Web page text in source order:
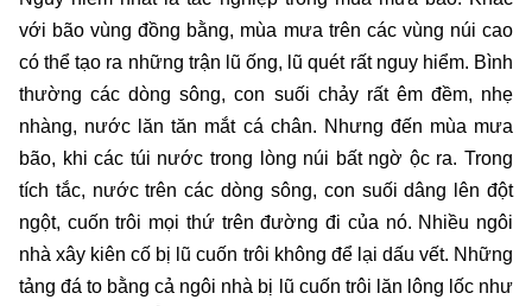
với bão vùng đồng bằng, mùa mưa trên các vùng núi cao
có thể tạo ra những trận lũ ống, lũ quét rất nguy hiểm. Bình
thường các dòng sông, con suối chảy rất êm đềm, nhẹ
nhàng, nước lăn tăn mắt cá chân. Nhưng đến mùa mưa
bão, khi các túi nước trong lòng núi bất ngờ ộc ra. Trong
tích tắc, nước trên các dòng sông, con suối dâng lên đột
ngột, cuốn trôi mọi thứ trên đường đi của nó. Nhiều ngôi
nhà xây kiên cố bị lũ cuốn trôi không để lại dấu vết. Những
tảng đá to bằng cả ngôi nhà bị lũ cuốn trôi lăn lông lốc như